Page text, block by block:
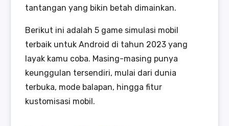
tantangan yang bikin betah dimainkan.
Berikut ini adalah 5 game simulasi mobil
terbaik untuk Android di tahun 2023 yang
layak kamu coba. Masing-masing punya
keunggulan tersendiri, mulai dari dunia
terbuka, mode balapan, hingga fitur
kustomisasi mobil.